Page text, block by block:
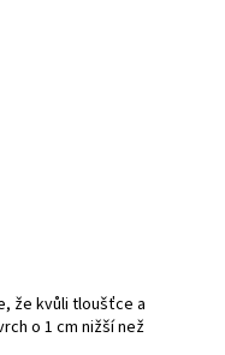
že kvůli tloušťce a
o 1 cm nižší než